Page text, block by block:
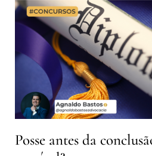
Posse antes da